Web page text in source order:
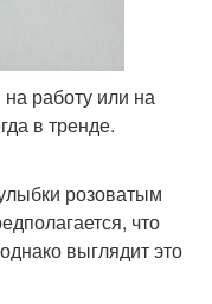
работу или на
в тренде.
розоватым
что
выглядит это